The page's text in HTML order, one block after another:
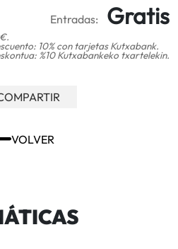
Entradas: Gratis
10% con tarjetas Kutxabank.
%10 Kutxabankeko txartelekin.
VOLVER